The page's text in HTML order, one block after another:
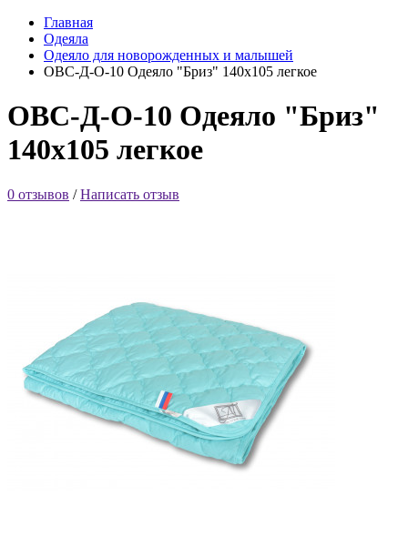
Главная
Одеяла
Одеяло для новорожденных и малышей
ОВС-Д-О-10 Одеяло "Бриз" 140х105 легкое
ОВС-Д-О-10 Одеяло "Бриз"
140х105 легкое
0 отзывов /Написать отзыв